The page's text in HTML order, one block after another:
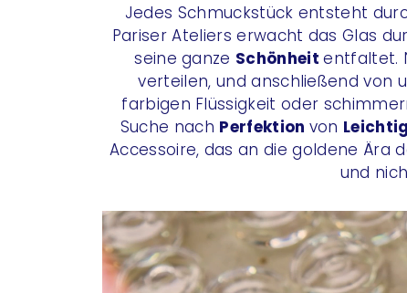
Jedes Schmuckstück entsteht
Pariser Ateliers erwacht das Glas
seine ganze Schönheitentfaltet.
verteilen, und anschließend von
farbigen Flüssigkeit oder
Suche nach Perfektion von
Accessoire, das an die goldene Ära
und